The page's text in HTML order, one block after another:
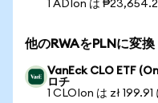
1 ADIon は
他のRWAをPLNに変換
VanEck CLO ETF
ロチ
1 CLOIon は zł 199.91